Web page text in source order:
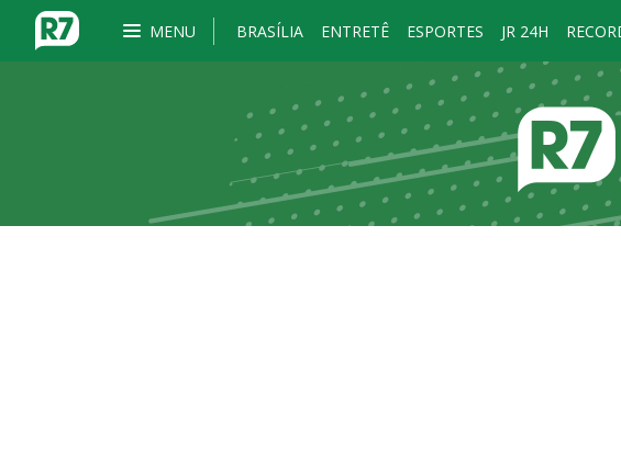
MENU BRASÍLIA ENTRETÊ ESPORTES JR 24H